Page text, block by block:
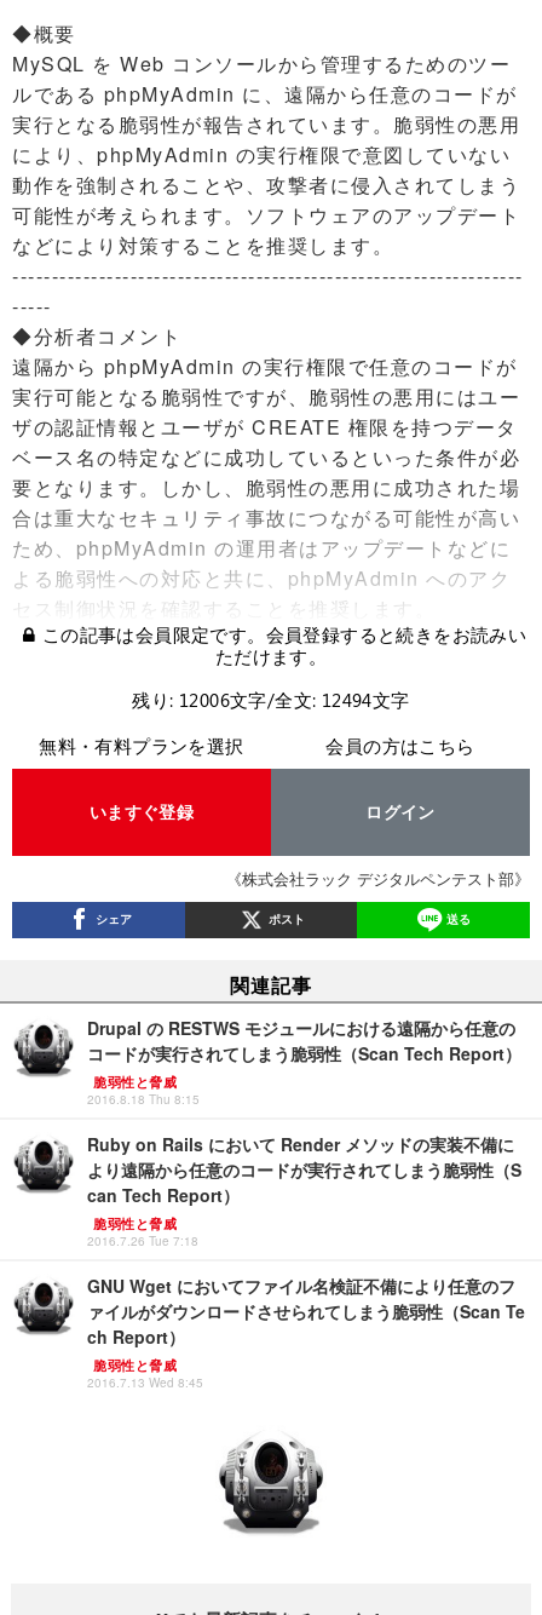
◆概要
MySQL を Web コンソールから管理するためのツー
ルである phpMyAdmin に、遠隔から任意のコードが
実行となる脆弱性が報告されています。脆弱性の悪用
により、phpMyAdmin の実行権限で意図していない
動作を強制されることや、攻撃者に侵入されてしまう
可能性が考えられます。ソフトウェアのアップデート
などにより対策することを推奨します。
-----------------------------------------------------------------
-----
◆分析者コメント
遠隔から phpMyAdmin の実行権限で任意のコードが
実行可能となる脆弱性ですが、脆弱性の悪用にはユー
ザの認証情報とユーザが CREATE 権限を持つデータ
ベース名の特定などに成功しているといった条件が必
要となります。しかし、脆弱性の悪用に成功された場
合は重大なセキュリティ事故につながる可能性が高い
ため、phpMyAdmin の運用者はアップデートなどに
よる脆弱性への対応と共に、phpMyAdmin へのアク
セス制御状況を確認することを推奨します。
この記事は会員限定です。会員登録すると続きをお読みい
ただけます。
残り: 12006文字/全文: 12494文字
無料・有料プランを選択
いますぐ登録
会員の方はこちら
ログイン
《株式会社ラック デジタルペンテスト部》
シェア ポスト 送る
関連記事
Drupal の RESTWS モジュールにおける遠隔から任意の
コードが実行されてしまう脆弱性（Scan Tech Report）
脆弱性と脅威
2016.8.18 Thu 8:15
Ruby on Rails において Render メソッドの実装不備に
より遠隔から任意のコードが実行されてしまう脆弱性（S
can Tech Report）
脆弱性と脅威
2016.7.26 Tue 7:18
GNU Wget においてファイル名検証不備により任意のフ
ァイルがダウンロードさせられてしまう脆弱性（Scan Te
ch Report）
脆弱性と脅威
2016.7.13 Wed 8:45